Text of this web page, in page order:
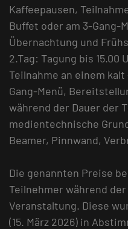
Kaffeepausen,
Buffet oder am 3-Gang-
Übernachtung und
2.Tag: Tagung bis 15.00
Teilnahme an einem
Gang-Menü,
während der Dauer der
medientechnische
Beamer, Pinnwand,
Die genannten Preise
Teilnehmer während
Veranstaltung. Diese
(15. März 2026) in